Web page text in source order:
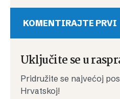
KOMENTIRAJTE PRVI
Uključite se u
Pridružite se najvećoj
Hrvatskoj!